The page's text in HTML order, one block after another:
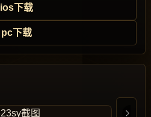
ios下载
pc下载